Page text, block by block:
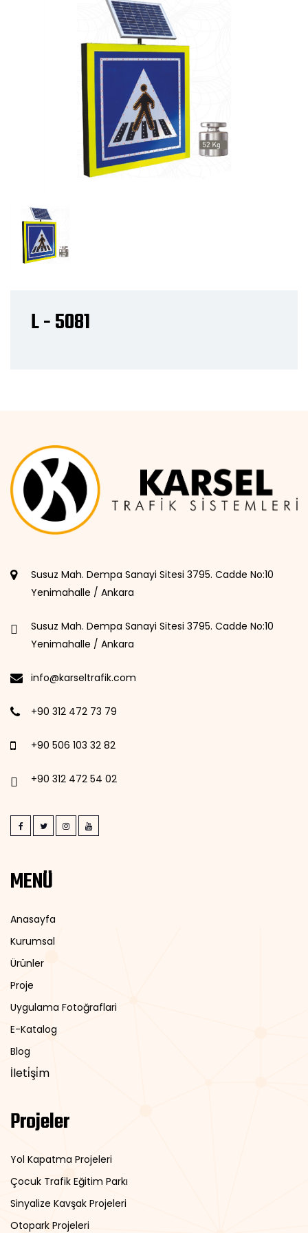
L - 5081
Susuz Mah. Dempa Sanayi Sitesi 3795. Cadde No:10
Yenimahalle / Ankara
Susuz Mah. Dempa Sanayi Sitesi 3795. Cadde No:10
Yenimahalle / Ankara
info@karseltrafik.com
+90 312 472 73 79
+90 506 103 32 82
+90 312 472 54 02
MENÜ
Anasayfa
Kurumsal
Ürünler
Proje
Uygulama Fotoğraflari
E-Katalog
Blog
İleti̇şi̇m
Projeler
Yol Kapatma Projeleri
Çocuk Trafik Eğitim Parkı
Sinyalize Kavşak Projeleri
Otopark Projeleri